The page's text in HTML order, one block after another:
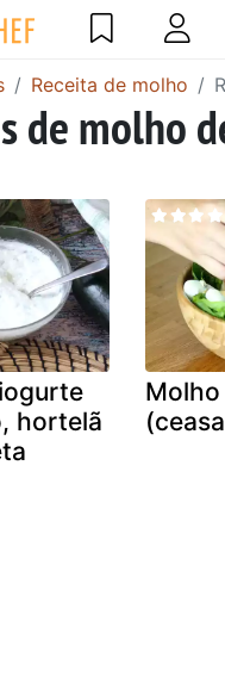
Receita de molho
de molho
hortelã